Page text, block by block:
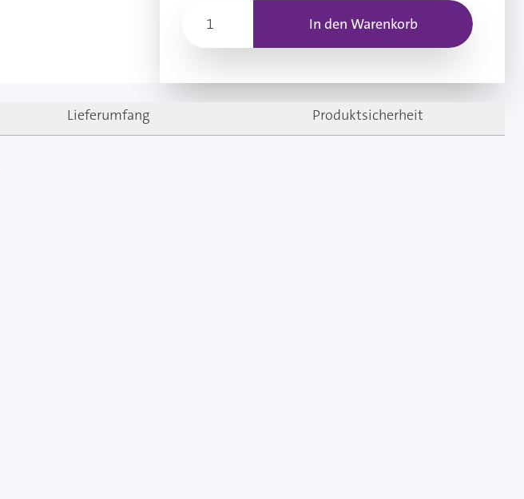
In den Warenkorb
Lieferumfang Produktsicherheit